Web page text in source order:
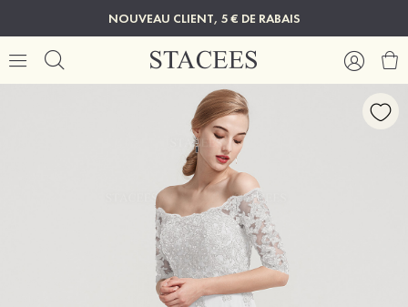
NOUVEAU CLIENT, 5 € DE RABAIS